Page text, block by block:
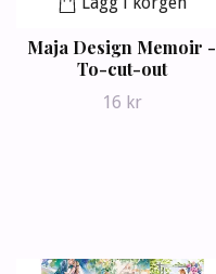
Maja Design Memoir -
To-cut-out
16 kr